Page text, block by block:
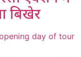
बिखेर